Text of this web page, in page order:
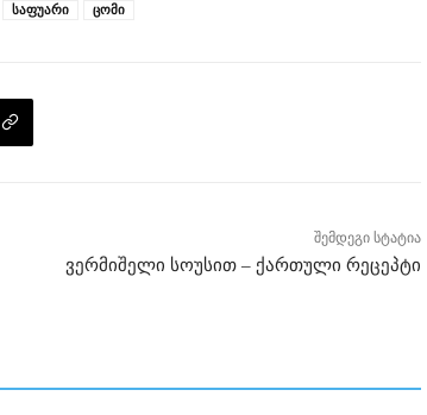
საფუარი ცომი
შემდეგი სტატია
ვერმიშელი სოუსით – ქართული რეცეპტი